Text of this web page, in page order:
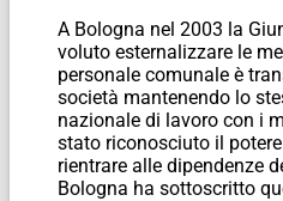
A Bologna nel 2003 la
voluto esternalizzare le
personale comunale è
società mantenendo lo
nazionale di lavoro con i
stato riconosciuto il
rientrare alle dipendenze
Bologna ha sottoscritto